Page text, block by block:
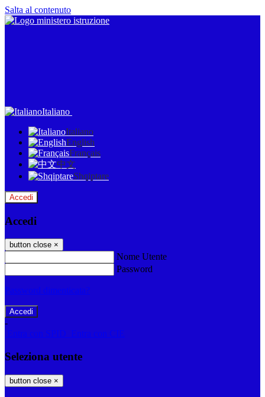
Salta al contenuto
Italiano
Italiano
English
Français
中文
Shqiptare
Accedi
Accedi
button close ×
Nome Utente
Password
Password dimenticata?
-
Entra con SPID
Entra con CIE
Seleziona utente
button close ×